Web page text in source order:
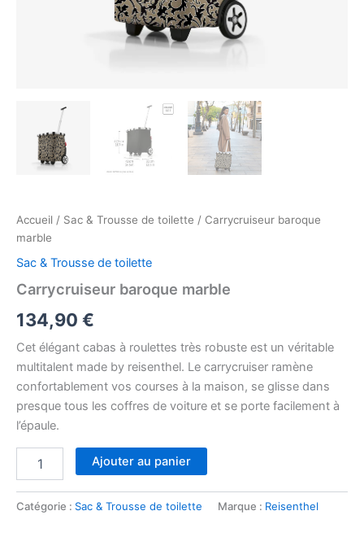
Accueil / Sac & Trousse de toilette / Carrycruiseur baroque
marble
Sac & Trousse de toilette
Carrycruiseur baroque marble
134,90 €
Cet élégant cabas à roulettes très robuste est un véritable
multitalent made by reisenthel. Le carrycruiser ramène
confortablement vos courses à la maison, se glisse dans
presque tous les coffres de voiture et se porte facilement à
l’épaule.
baroque
Ajouter au panier
Catégorie : Sac & Trousse de toilette Marque : Reisenthel